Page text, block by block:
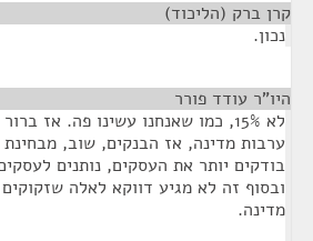
קרן ברק (הליכוד)
נכון.
היו"ר עודד פורר
ערבות מדינה, אז הבנקים, שוב,
בודקים יותר את העסקים, נותנים
ובסוף זה לא מגיע דווקא לאלה
מדינה.